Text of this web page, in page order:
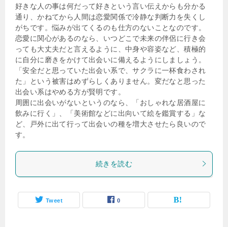
好きな人の事は何だって好きという言い伝えからも分かる
通り、かねてから人間は恋愛関係で冷静な判断力を失くし
がちです。悩みが出てくるのも仕方のないことなのです。
恋愛に関心があるのなら、いつどこで未来の伴侶に行き会
っても大丈夫だと言えるように、中身や容姿など、積極的
に自分に磨きをかけて出会いに備えるようにしましょう。
「安全だと思っていた出会い系で、サクラに一杯食わされ
た」という被害はめずらしくありません。変だなと思った
出会い系はやめる方が賢明です。
周囲に出会いがないというのなら、「おしゃれな居酒屋に
飲みに行く」、「美術館などに出向いて絵を鑑賞する」な
ど、戸外に出て行って出会いの種を増大させたら良いので
す。
続きを読む
Tweet 0